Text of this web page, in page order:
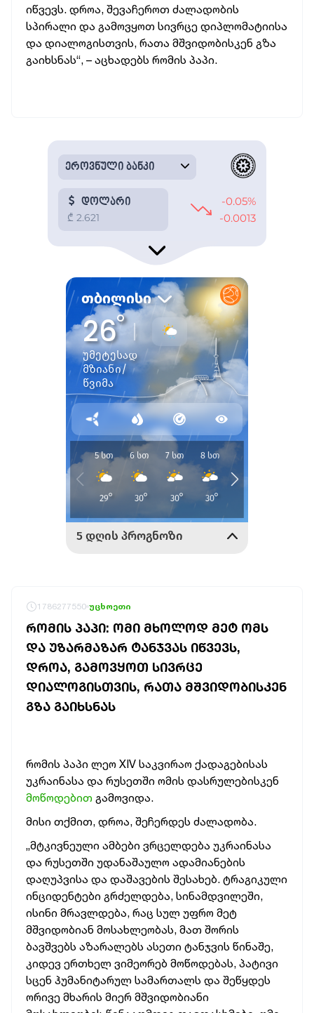
იწვევს. დროა, შევაჩეროთ ძალადობის
სპირალი და გამოვყოთ სივრცე დიპლომატიისა
და დიალოგისთვის, რათა მშვიდობისკენ გზა
გაიხსნას“, – აცხადებს რომის პაპი.
1786277550 უცხოეთი
ᲠᲝᲛᲘᲡ ᲞᲐᲞᲘ: ᲝᲛᲘ ᲛᲮᲝᲚᲝᲓ ᲛᲔᲢ ᲝᲛᲡ
ᲓᲐ ᲣᲖᲐᲠᲛᲐᲖᲐᲠ ᲢᲐᲜᲯᲕᲐᲡ ᲘᲬᲕᲔᲕᲡ,
ᲓᲠᲝᲐ, ᲒᲐᲛᲝᲕᲧᲝᲗ ᲡᲘᲕᲠᲪᲔ
ᲓᲘᲐᲚᲝᲒᲘᲡᲗᲕᲘᲡ, ᲠᲐᲗᲐ ᲛᲨᲕᲘᲓᲝᲑᲘᲡᲙᲔᲜ
ᲒᲖᲐ ᲒᲐᲘᲮᲡᲜᲐᲡ
რომის პაპი ლეო XIV საკვირაო ქადაგებისას
უკრაინასა და რუსეთში ომის დასრულებისკენ
მოწოდებით გამოვიდა.
მისი თქმით, დროა, შეჩერდეს ძალადობა.
„მტკივნეული ამბები ვრცელდება უკრაინასა
და რუსეთში უდანაშაულო ადამიანების
დაღუპვისა და დაშავების შესახებ. ტრაგიკული
ინციდენტები გრძელდება, სინამდვილეში,
ისინი მრავლდება, რაც სულ უფრო მეტ
მშვიდობიან მოსახლეობას, მათ შორის
ბავშვებს აზარალებს ასეთი ტანჯვის წინაშე,
კიდევ ერთხელ ვიმეორებ მოწოდებას, პატივი
სცენ ჰუმანიტარულ სამართალს და შეწყდეს
ორივე მხარის მიერ მშვიდობიანი